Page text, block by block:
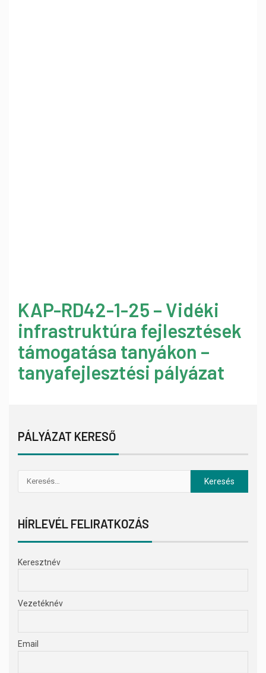
KAP-RD42-1-25 – Vidéki
infrastruktúra fejlesztések
támogatása tanyákon –
tanyafejlesztési pályázat
PÁLYÁZAT KERESŐ
HÍRLEVÉL FELIRATKOZÁS
Keresztnév
Vezetéknév
Email